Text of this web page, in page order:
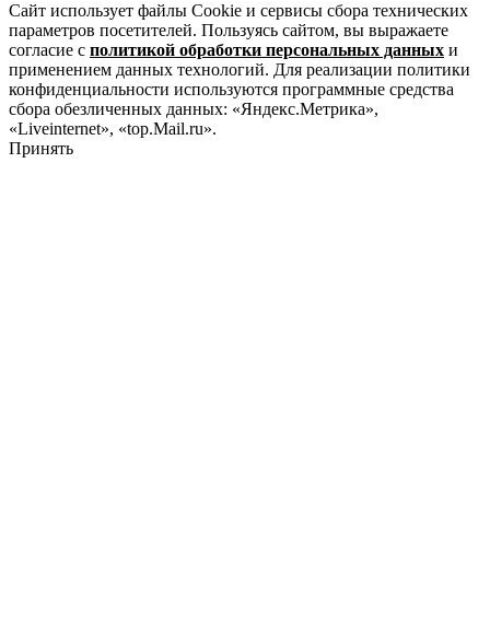
Сайт использует файлы Cookie и сервисы сбора технических
параметров посетителей. Пользуясь сайтом, вы выражаете
согласие с политикой обработки персональных данных и
применением данных технологий. Для реализации политики
конфиденциальности используются программные средства
сбора обезличенных данных: «Яндекс.Метрика»,
«Liveinternet», «top.Mail.ru».
Принять